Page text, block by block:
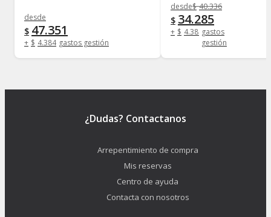
desde
$ 47.351
+ $ 4.384 gastos gestión
desde$ 40.336
$ 34.285
+ $ 4.384 gastos
gestión
¿Dudas? Contactanos
Arrepentimiento de compra
Mis reservas
Centro de ayuda
Contacta con nosotros